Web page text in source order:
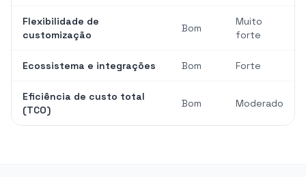
Flexibilidade de
customização
Bom
Muito
forte
Ecossistema e integrações Bom Forte
Eficiência de custo total
(TCO)
Bom Moderado